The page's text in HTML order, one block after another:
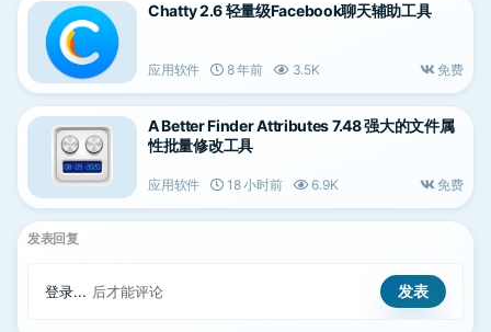
Chatty 2.6 轻量级Facebook聊天辅助工具
应用软件 8 年前 3.5K 免费
A Better Finder Attributes 7.48 强大的文件属
性批量修改工具
应用软件 18 小时前 6.9K 免费
发表回复
登录... 后才能评论